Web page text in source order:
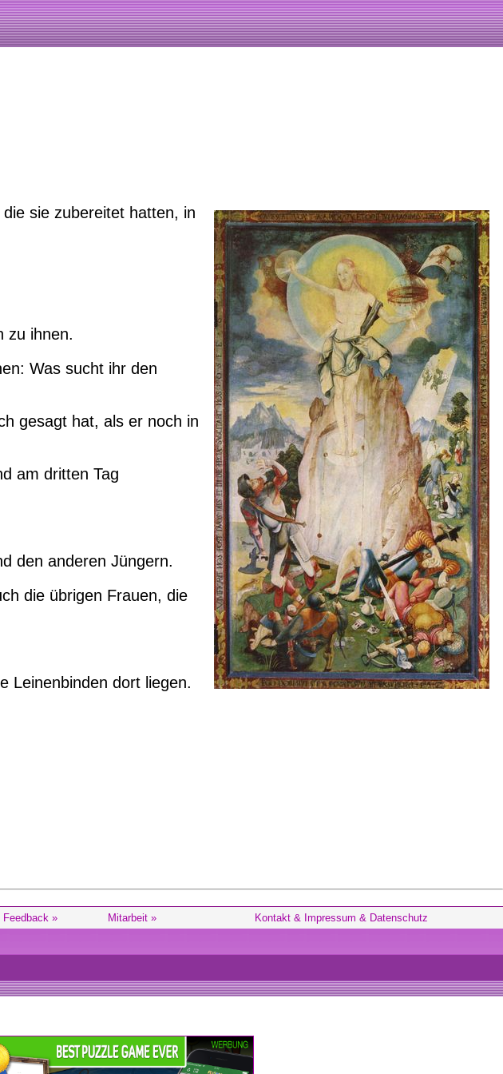
sie zubereitet hatten, in
zu ihnen.
Was sucht ihr den
gesagt hat, als er noch in
am dritten Tag
den anderen Jüngern.
die übrigen Frauen, die
Leinenbinden dort liegen.
Feedback » Mitarbeit » Kontakt & Impressum & Datenschutz